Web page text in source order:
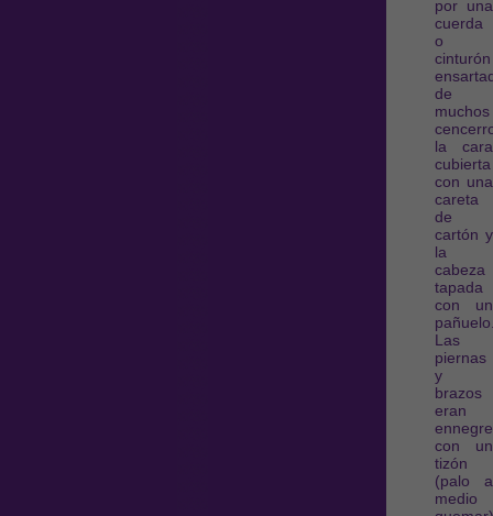
por una
cuerda
o
cinturón
de
muchos
la cara
cubierta
con una
careta
de
cartón y
la
cabeza
tapada
con un
Las
piernas
y
brazos
eran
con un
tizón
(palo a
medio